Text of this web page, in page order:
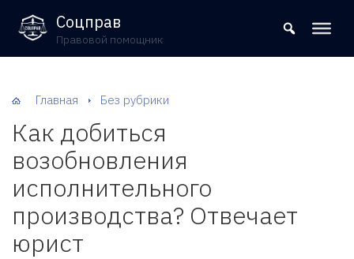
8 (800) 302-09-37
Соцправ
Правовой помощник
Главная Без рубрики
Как добиться
возобновления
исполнительного
производства? Отвечает
юрист